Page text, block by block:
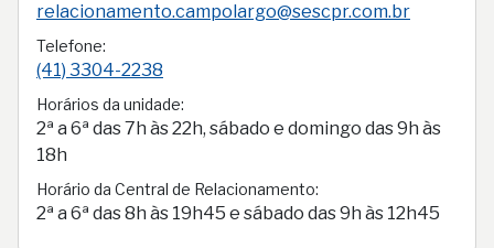
relacionamento.campolargo@sescpr.com.br
Telefone:
(41) 3304-2238
Horários da unidade:
2ª a 6ª das 7h às 22h, sábado e domingo das 9h às
18h
Horário da Central de Relacionamento:
2ª a 6ª das 8h às 19h45 e sábado das 9h às 12h45